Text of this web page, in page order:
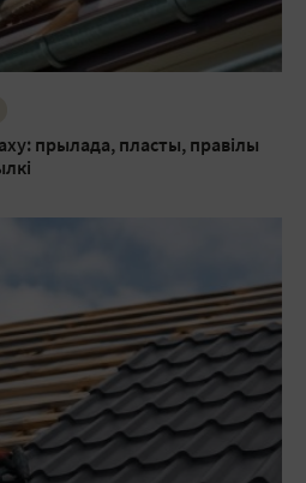
прылада, пласты, правілы